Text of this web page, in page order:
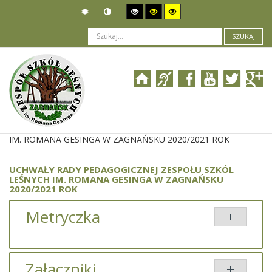
SZUKAJ
Jesteś tutaj: Organizacja
UCHWAŁY RADY PEDAGOGICZNEJ ZESPOŁU SZKÓL LEŚNYCH
IM. ROMANA GESINGA W ZAGNAŃSKU 2020/2021 ROK
UCHWAŁY RADY PEDAGOGICZNEJ ZESPOŁU SZKÓL
LEŚNYCH IM. ROMANA GESINGA W ZAGNAŃSKU
2020/2021 ROK
Metryczka